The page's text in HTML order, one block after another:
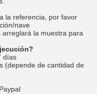
la referencia, por favor
nave
la muestra para
días
(depende de cantidad de